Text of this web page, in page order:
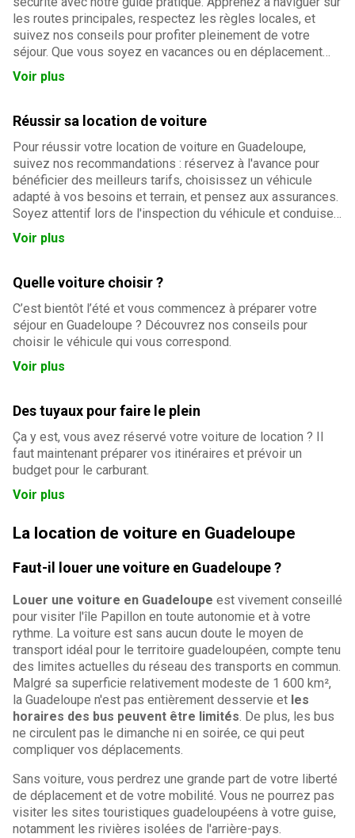
les routes principales, respectez les règles locales, et
suivez nos conseils pour profiter pleinement de votre
séjour. Que vous soyez en vacances ou en déplacement
professionnel, optimisez vos trajets en voiture et explorez
les paysages époustouflants de l'île à votre rythme.
Voir plus
Réussir sa location de voiture
Pour réussir votre location de voiture en Guadeloupe,
suivez nos recommandations : réservez à l'avance pour
bénéficier des meilleurs tarifs, choisissez un véhicule
adapté à vos besoins et terrain, et pensez aux assurances.
Soyez attentif lors de l'inspection du véhicule et conduisez
prudemment sur les routes parfois sinueuses. Enfin,
nettoyez la voiture et faites le plein avant restitution pour
Voir plus
Quelle voiture choisir ?
C’est bientôt l’été et vous commencez à préparer votre
séjour en Guadeloupe ? Découvrez nos conseils pour
choisir le véhicule qui vous correspond.
Voir plus
Des tuyaux pour faire le plein
Ça y est, vous avez réservé votre voiture de location ? Il
faut maintenant préparer vos itinéraires et prévoir un
budget pour le carburant.
Voir plus
La location de voiture en Guadeloupe
Faut-il louer une voiture en Guadeloupe ?
Louer une voiture en Guadeloupe est vivement conseillé
pour visiter l'île Papillon en toute autonomie et à votre
rythme. La voiture est sans aucun doute le moyen de
transport idéal pour le territoire guadeloupéen, compte tenu
des limites actuelles du réseau des transports en commun.
Malgré sa superficie relativement modeste de 1 600 km²,
la Guadeloupe n'est pas entièrement desservie et les
horaires des bus peuvent être limités. De plus, les bus
ne circulent pas le dimanche ni en soirée, ce qui peut
compliquer vos déplacements.
Sans voiture, vous perdrez une grande part de votre liberté
de déplacement et de votre mobilité. Vous ne pourrez pas
visiter les sites touristiques guadeloupéens à votre guise,
notamment les rivières isolées de l'arrière-pays.